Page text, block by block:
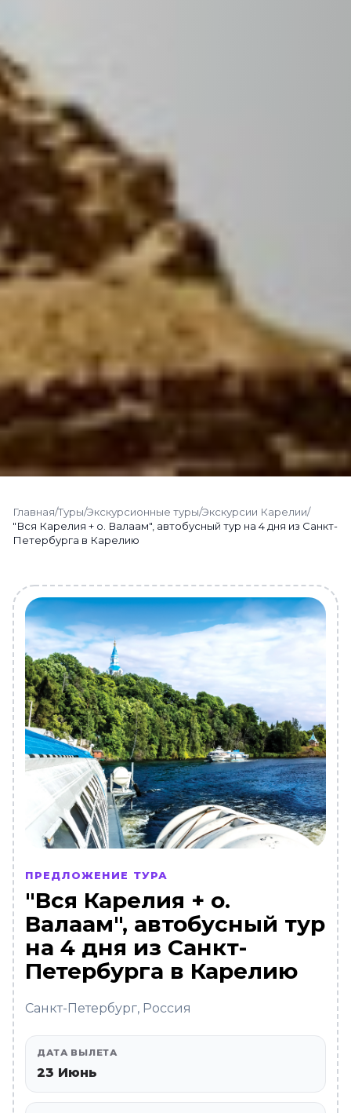
Главная/Туры/Экскурсионные туры/Экскурсии Карелии/
"Вся Карелия + о. Валаам", автобусный тур на 4 дня из Санкт-
Петербурга в Карелию
ПРЕДЛОЖЕНИЕ ТУРА
"Вся Карелия + о.
Валаам", автобусный тур
на 4 дня из Санкт-
Петербурга в Карелию
Санкт-Петербург, Россия
ДАТА ВЫЛЕТА
23 Июнь